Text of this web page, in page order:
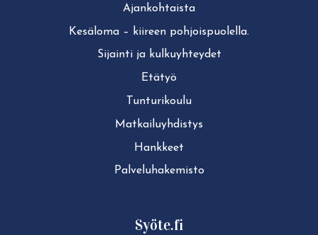
Ajan­koh­tais­ta
Kesäloma – kiireen pohjoispuolella.
Sijainti ja kul­ku­yh­tey­det
Etätyö
Tun­tu­ri­kou­lu
Mat­kai­lu­yh­dis­tys
Hankkeet
Pal­ve­lu­ha­ke­mis­to
Syöte.fi